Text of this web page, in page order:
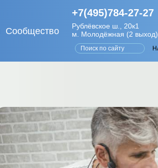
Сообщество
+7(495)784-27-27
Рублёвское ш., 20к1
м. Молодёжная (2 выход)